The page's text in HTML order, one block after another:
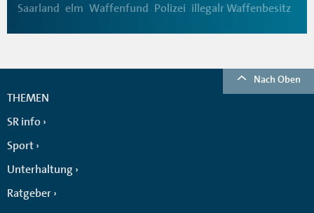
Saarland elm Waffenfund Polizei illegalr Waffenbesitz
Nach Oben
THEMEN
SR info
Sport
Unterhaltung
Ratgeber